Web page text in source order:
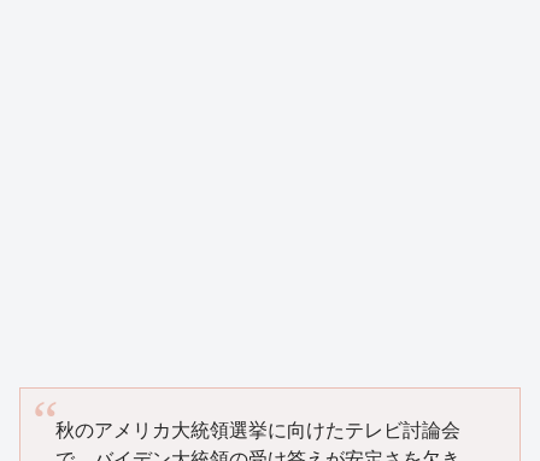
秋のアメリカ大統領選挙に向けたテレビ討論会